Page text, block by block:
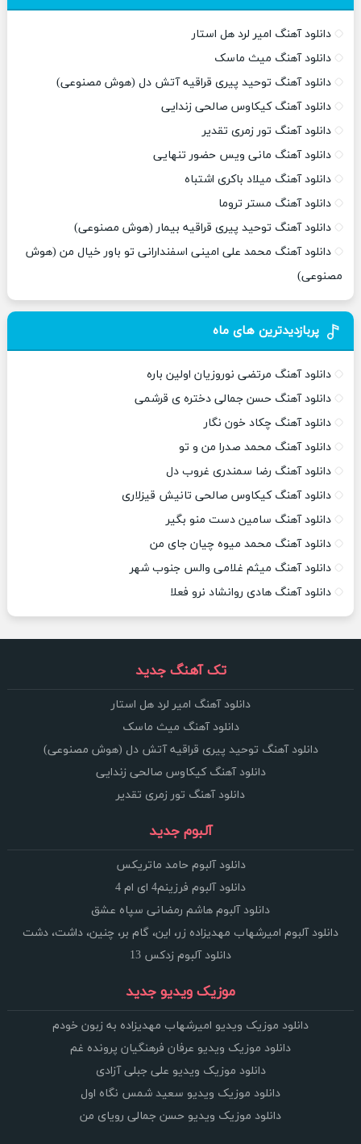
دانلود آهنگ امیر لرد هل استار
دانلود آهنگ میث ماسک
دانلود آهنگ توحید پیری قراقیه آتش دل (هوش مصنوعی)
دانلود آهنگ کیکاوس صالحی زندایی
دانلود آهنگ تور زمری تقدیر
دانلود آهنگ مانی ویس حضور تنهایی
دانلود آهنگ میلاد باکری اشتباه
دانلود آهنگ مستر تروما
دانلود آهنگ توحید پیری قراقیه بیمار (هوش مصنوعی)
دانلود آهنگ محمد علی امینی اسفندارانی تو باور خیال من (هوش
مصنوعی)
پربازدیدترین های ماه
دانلود آهنگ مرتضی نوروزیان اولین باره
دانلود آهنگ حسن جمالی دختره ی قرشمی
دانلود آهنگ چکاد خون نگار
دانلود آهنگ محمد صدرا من و تو
دانلود آهنگ رضا سمندری غروب دل
دانلود آهنگ کیکاوس صالحی تانیش قیزلاری
دانلود آهنگ سامین دست منو بگیر
دانلود آهنگ محمد میوه چیان جای من
دانلود آهنگ میثم غلامی والس جنوب شهر
دانلود آهنگ هادی روانشاد نرو فعلا
تک آهنگ جدید
دانلود آهنگ امیر لرد هل استار
دانلود آهنگ میث ماسک
دانلود آهنگ توحید پیری قراقیه آتش دل (هوش مصنوعی)
دانلود آهنگ کیکاوس صالحی زندایی
دانلود آهنگ تور زمری تقدیر
آلبوم جدید
دانلود آلبوم حامد ماتریکس
دانلود آلبوم فرزینم4 ای ام 4
دانلود آلبوم هاشم رمضانی سپاه عشق
دانلود آلبوم امیرشهاب مهدیزاده زر، این، گام بر، چنین، داشت، دشت
دانلود آلبوم زدکس 13
موزیک ویدیو جدید
دانلود موزیک ویدیو امیرشهاب مهدیزاده به زبون خودم
دانلود موزیک ویدیو عرفان فرهنگیان پرونده غم
دانلود موزیک ویدیو علی جبلی آزادی
دانلود موزیک ویدیو سعید شمس نگاه اول
دانلود موزیک ویدیو حسن جمالی رویای من